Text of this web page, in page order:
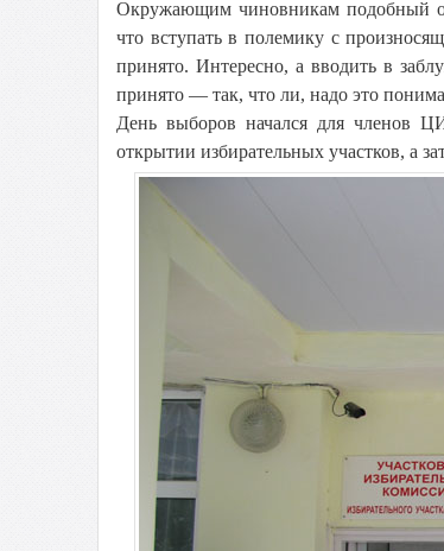
Окружающим чиновникам подобный
что вступать в полемику с
принято. Интересно, а вводить в
принято — так, что ли, надо это
День выборов начался для членов
открытии избирательных участков, а